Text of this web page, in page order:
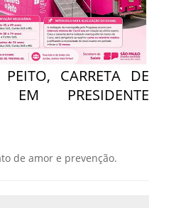
CARRETA DE
EM PRESIDENTE
de amor e prevenção.